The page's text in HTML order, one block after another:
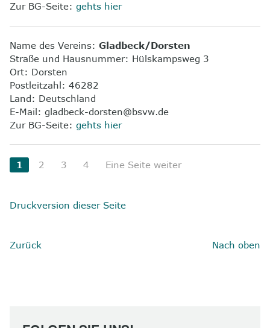
Zur BG-Seite:gehts hier
Name des Vereins:Gladbeck/Dorsten
Straße und Hausnummer: Hülskampsweg 3
Ort: Dorsten
Postleitzahl: 46282
Land: Deutschland
E-Mail: gladbeck-dorsten@bsvw.de
Zur BG-Seite:gehts hier
1 2 3 4 Eine Seite weiter
Druckversion dieser Seite
Zurück Nach oben